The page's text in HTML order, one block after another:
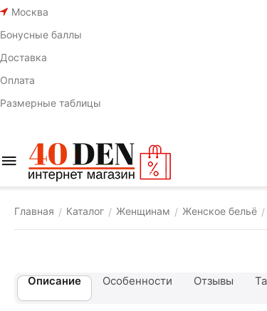
Москва
Бонусные баллы
Доставка
Оплата
Размерные таблицы
Главная / Каталог / Женщинам / Женское бельё /
Описание Особенности Отзывы